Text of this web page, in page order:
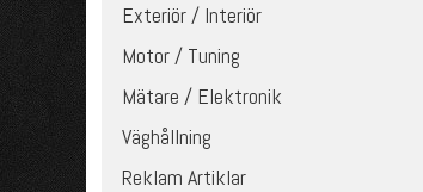
Exteriör / Interiör
Motor / Tuning
Mätare / Elektronik
Väghållning
Reklam Artiklar